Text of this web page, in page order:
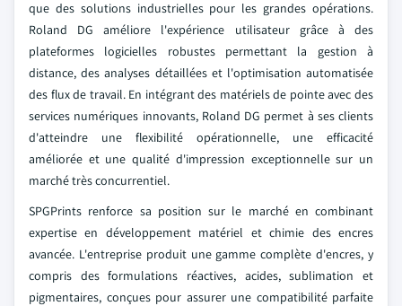
que des solutions industrielles pour les grandes opérations.
Roland DG améliore l'expérience utilisateur grâce à des
plateformes logicielles robustes permettant la gestion à
distance, des analyses détaillées et l'optimisation automatisée
des flux de travail. En intégrant des matériels de pointe avec des
services numériques innovants, Roland DG permet à ses clients
d'atteindre une flexibilité opérationnelle, une efficacité
améliorée et une qualité d'impression exceptionnelle sur un
marché très concurrentiel.
SPGPrints renforce sa position sur le marché en combinant
expertise en développement matériel et chimie des encres
avancée. L'entreprise produit une gamme complète d'encres, y
compris des formulations réactives, acides, sublimation et
pigmentaires, conçues pour assurer une compatibilité parfaite